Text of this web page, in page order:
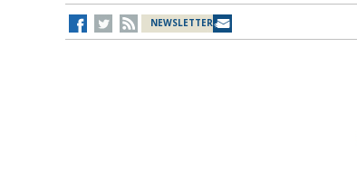
NEWSLETTER